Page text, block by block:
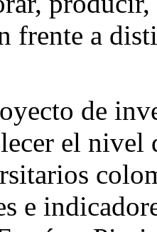
frente a
de
el nivel
e